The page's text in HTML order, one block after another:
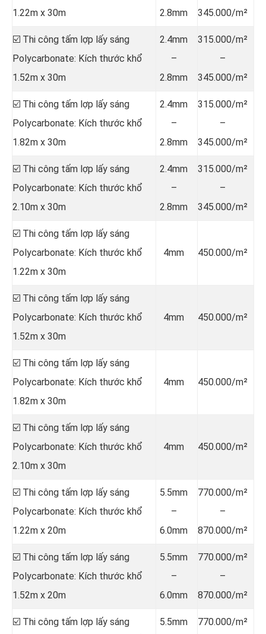
1.22m x 30m
2.8mm
345.000/m²
☑️ Thi công tấm lợp lấy sáng
Polycarbonate: Kích thước khổ
1.52m x 30m
2.4mm
–
2.8mm
315.000/m²
–
345.000/m²
☑️ Thi công tấm lợp lấy sáng
Polycarbonate: Kích thước khổ
1.82m x 30m
2.4mm
–
2.8mm
315.000/m²
–
345.000/m²
☑️ Thi công tấm lợp lấy sáng
Polycarbonate: Kích thước khổ
2.10m x 30m
2.4mm
–
2.8mm
315.000/m²
–
345.000/m²
☑️ Thi công tấm lợp lấy sáng
Polycarbonate: Kích thước khổ
1.22m x 30m
4mm 450.000/m²
☑️ Thi công tấm lợp lấy sáng
Polycarbonate: Kích thước khổ
1.52m x 30m
4mm 450.000/m²
☑️ Thi công tấm lợp lấy sáng
Polycarbonate: Kích thước khổ
1.82m x 30m
4mm 450.000/m²
☑️ Thi công tấm lợp lấy sáng
Polycarbonate: Kích thước khổ
2.10m x 30m
4mm 450.000/m²
☑️ Thi công tấm lợp lấy sáng
Polycarbonate: Kích thước khổ
1.22m x 20m
5.5mm
–
6.0mm
770.000/m²
–
870.000/m²
☑️ Thi công tấm lợp lấy sáng
Polycarbonate: Kích thước khổ
1.52m x 20m
5.5mm
–
6.0mm
770.000/m²
–
870.000/m²
☑️ Thi công tấm lợp lấy sáng
5.5mm
770.000/m²